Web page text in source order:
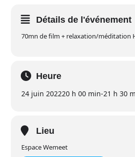
Détails de l'événement
70mn de film + relaxation/méditation
Heure
24 juin 202220 h 00 min-21 h 30
Lieu
Espace Wemeet